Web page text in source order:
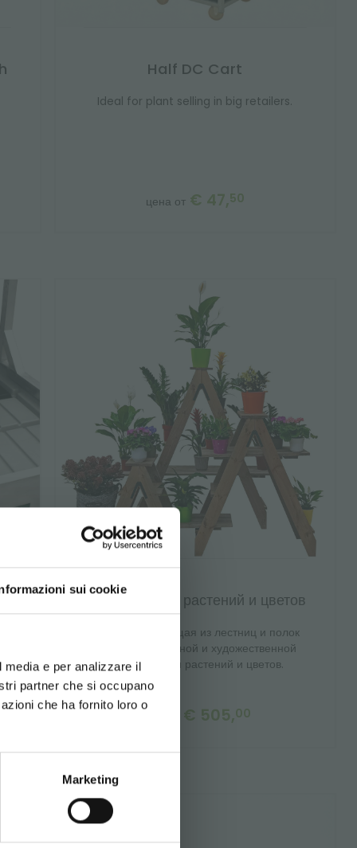
sui cookie
e per analizzare il
partner che si occupano
che ha fornito loro o
Marketing
Half DC Cart
Ideal for plant selling in big retailers.
цена от € 47,50
Лестницы для растений и цветов
Витрина, состоящая из лестниц и полок
для эмоциональной и художественной
демонстрации растений и цветов.
€ 505,00